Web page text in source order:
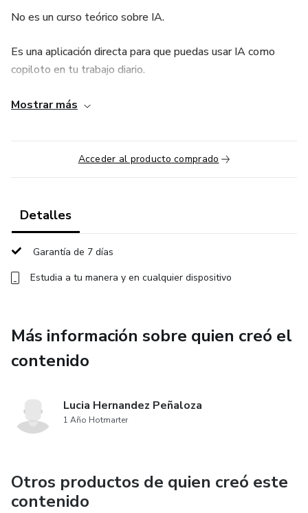
No es un curso teórico sobre IA.
Es una aplicación directa para que puedas usar IA como
copiloto en tu trabajo diario.
¿Qué incluye?
✔ 2 clases grabadas (2 horas cada una) donde aprenderás
procesos
• Aplicar prompts con criterio profesional
• Diagnosticar fricciones y desperdicios reales
• Documentar con criterio profesional
✔ 2 asistentes listos para usar en documentación de
procesos y obtener métricas de procesos
Mostrar más
Acceder al producto comprado
Detalles
Garantía de 7 días
Estudia a tu manera y en cualquier dispositivo
Más información sobre quien creó el
contenido
Lucia Hernandez Peñaloza
1 Año Hotmarter
Otros productos de quien creó este
contenido